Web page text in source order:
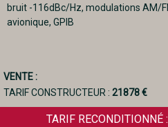
bruit -116dBc/Hz, modulations AM/
avionique, GPIB
VENTE :
TARIF CONSTRUCTEUR : 21878 €
TARIF RECONDITIONNÉ :